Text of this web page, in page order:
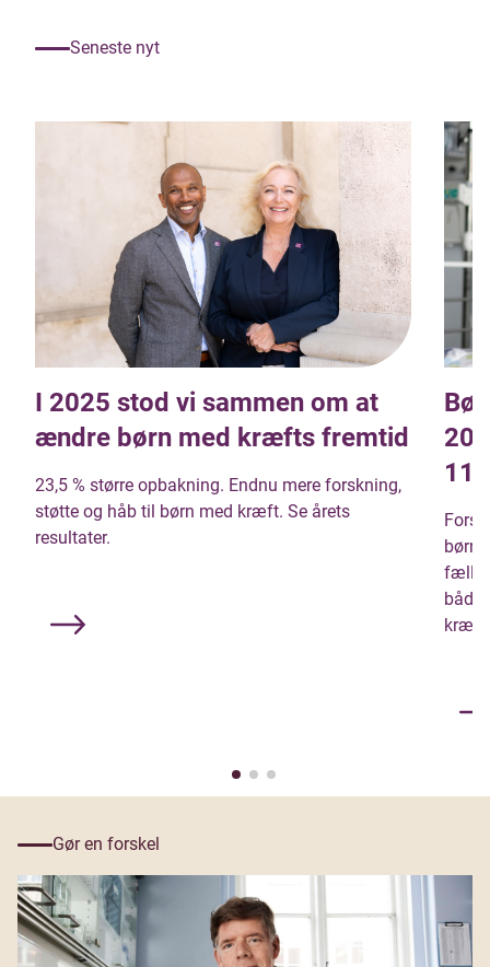
Seneste nyt
I 2025 stod vi sammen om at
ændre børn med kræfts fremtid
23,5 % større opbakning. Endnu mere forskning,
støtte og håb til børn med kræft. Se årets
resultater.
både
kræft.
Gør en forskel